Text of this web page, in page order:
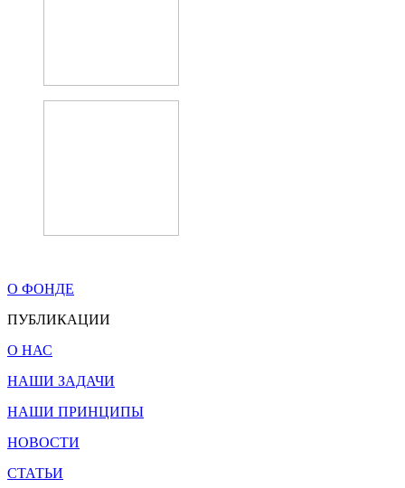
О ФОНДЕ
ПУБЛИКАЦИИ
О НАС
НАШИ ЗАДАЧИ
НАШИ ПРИНЦИПЫ
НОВОСТИ
СТАТЬИ